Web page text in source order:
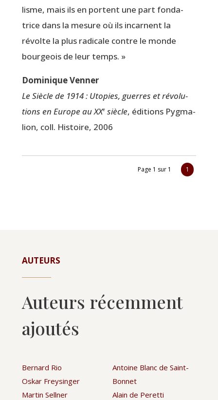
lisme, mais ils en portent une part fon­da­
trice dans la mesure où ils incarnent la
révolte la plus radi­cale contre le monde
bour­geois de leur temps. »
Domi­nique Venner
Le Siècle de 1914 : Uto­pies, guerres et révo­lu­
tions en Europe au XXesiècle, édi­tions Pyg­ma­
lion, coll. His­toire, 2006
Page 1 sur 1 1
AUTEURS
Auteurs récemment
ajoutés
Bernard Rio
Oskar Freysinger
Martin Sellner
Antoine Blanc de Saint-
Bonnet
Alain de Peretti